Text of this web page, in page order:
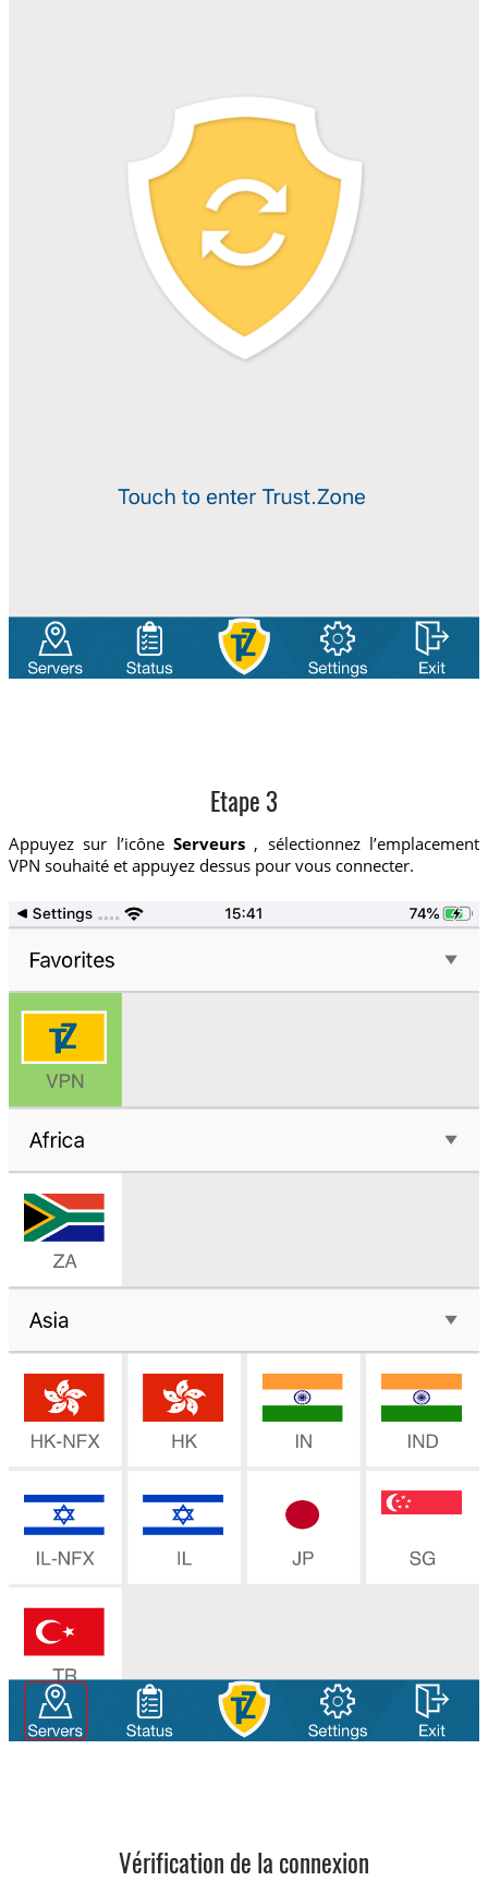
Etape 3
Appuyez sur l’icône Serveurs , sélectionnez l’emplacement
VPN souhaité et appuyez dessus pour vous connecter.
Vérification de la connexion